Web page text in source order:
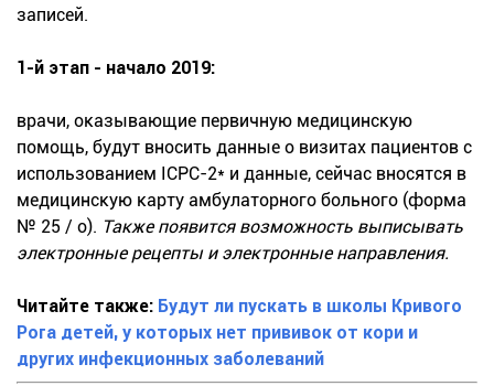
записей.
1-й этап - начало 2019:
врачи, оказывающие первичную медицинскую
помощь, будут вносить данные о визитах пациентов с
использованием ICPC-2* и данные, сейчас вносятся в
медицинскую карту амбулаторного больного (форма
№ 25 / о). Также появится возможность выписывать
электронные рецепты и электронные направления.
Читайте также: Будут ли пускать в школы Кривого
Рога детей, у которых нет прививок от кори и
других инфекционных заболеваний